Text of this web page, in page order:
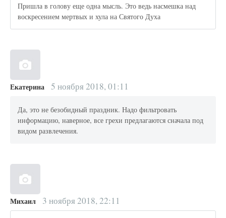
Пришла в голову еще одна мысль. Это ведь насмешка над
воскресением мертвых и хула на Святого Духа
Екатерина 5 ноября 2018, 01:11
Да, это не безобидный праздник. Надо фильтровать
информацию, наверное, все грехи предлагаются сначала под
видом развлечения.
Михаил 3 ноября 2018, 22:11